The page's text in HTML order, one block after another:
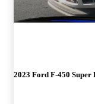
2023 Ford F-450 Super